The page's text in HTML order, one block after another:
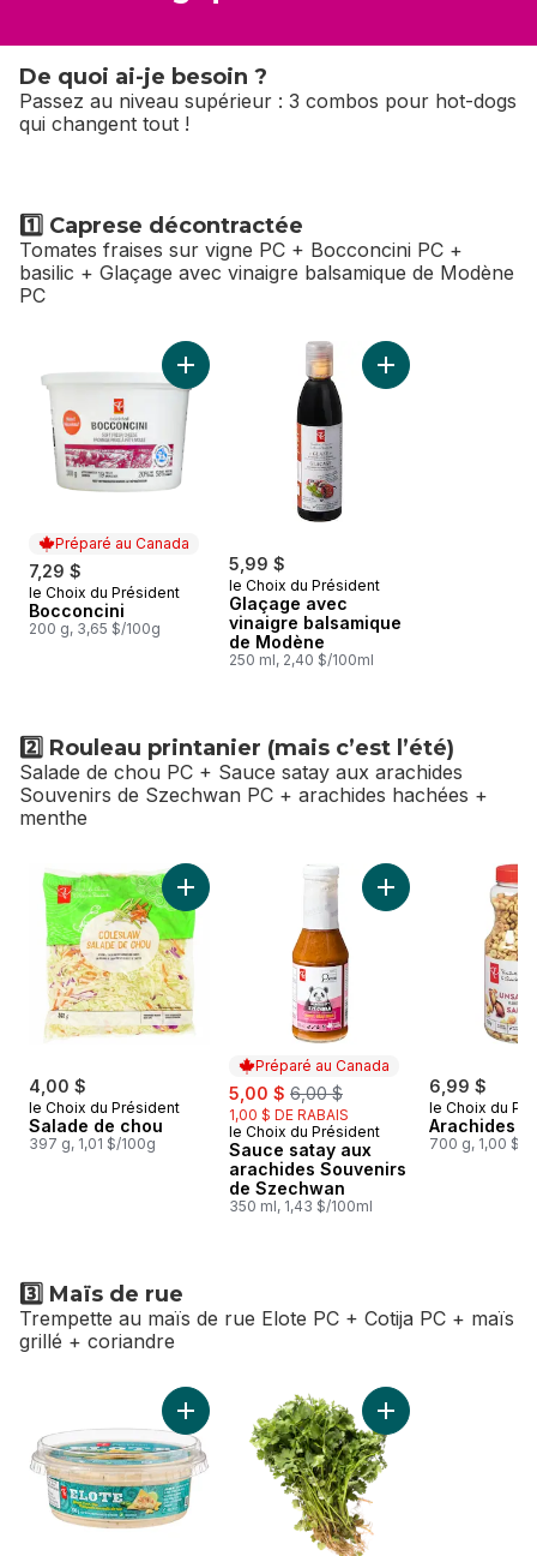
De quoi ai-je besoin ?
Passez au niveau supérieur : 3 combos pour hot-dogs
qui changent tout !
1️⃣ Caprese décontractée
Tomates fraises sur vigne PC + Bocconcini PC +
basilic + Glaçage avec vinaigre balsamique de Modène
PC
sauter 1️⃣ Caprese décontractée
Préparé au Canada
7,29 $
Préparé au Canada
le Choix du Président
Bocconcini
200 g, 3,65 $/100g
Ajouter Bocconcini au panier
5,99 $
le Choix du Président
Glaçage avec
vinaigre balsamique
de Modène
250 ml, 2,40 $/100ml
Ajouter Glaçage
2️⃣ Rouleau printanier (mais c’est l’été)
Salade de chou PC + Sauce satay aux arachides
Souvenirs de Szechwan PC + arachides hachées +
menthe
sauter 2️⃣ Rouleau printanier (mais c’est l’été)
4,00 $
le Choix du Président
Salade de chou
397 g, 1,01 $/100g
Ajouter Salade de chou au panier
Préparé au Canada
sale:
5,00 $ , formerly:
6,00 $
1,00 $ DE RABAIS
Préparé au Canada
le Choix du Président
Sauce satay aux
arachides Souvenirs
de Szechwan
350 ml, 1,43 $/100ml
Ajouter Sauce
6,99 $
le Choix du
Arachides
700 g, 1,00 $/
3️⃣ Maïs de rue
Trempette au maïs de rue Elote PC + Cotija PC + maïs
grillé + coriandre
sauter 3️⃣ Maïs de rue
Ajouter Trempette au maïs de rue elote au
Ajouter Coriandre